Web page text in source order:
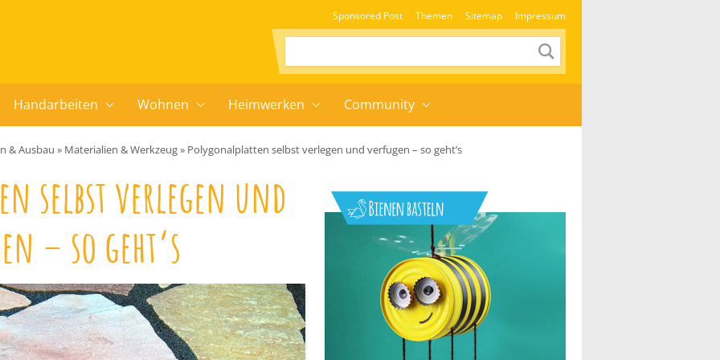
Sponsored Post Themen Sitemap Impressum
Handarbeiten Wohnen Heimwerken Community
& Ausbau » Materialien & Werkzeug» Polygonalplatten selbst verlegen und verfugen – so geht’s
selbst verlegen und
– so geht’s